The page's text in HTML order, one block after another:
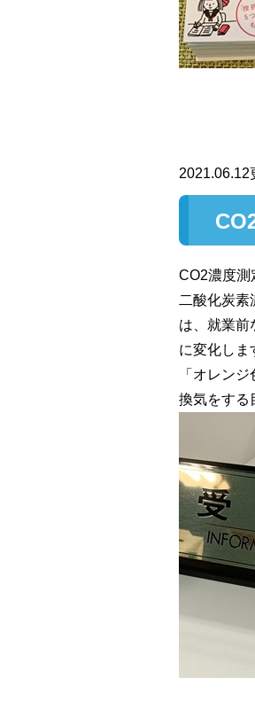
2021.06.12
CO2濃度測
二酸化炭
は、就業前
に変化しま
「オレン
換気をする